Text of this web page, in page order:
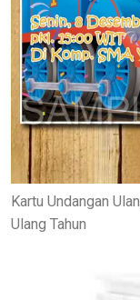
Kartu Undangan
Ulang Tahun